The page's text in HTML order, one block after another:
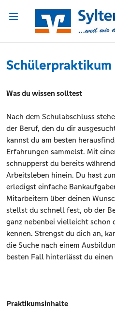
Schülerpraktikum
Was du wissen solltest
Nach dem Schulabschluss
der Beruf, den du dir
kannst du am besten
Erfahrungen sammelst. Mit
schnupperst du bereits
Arbeitsleben hinein. Du hast
erledigst einfache
Mitarbeitern über deinen
stellst du schnell fest, ob der
ganz nebenbei vielleicht schon
kennen. Strengst du dich an,
die Suche nach einem
besten Fall hinterlässt du
Praktikumsinhalte